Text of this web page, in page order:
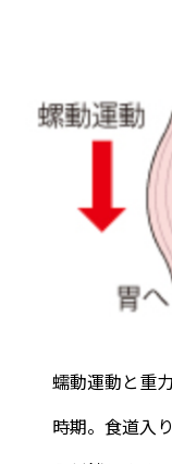
蠕動運動と重
時期。食道入